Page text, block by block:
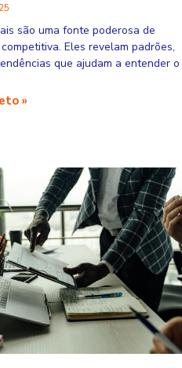
são uma fonte poderosa de
Eles revelam padrões,
que ajudam a entender o
»